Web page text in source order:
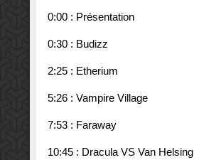
0:00 : Présentation
0:30 : Budizz
2:25 : Etherium
5:26 : Vampire Village
7:53 : Faraway
10:45 : Dracula VS Van Helsing